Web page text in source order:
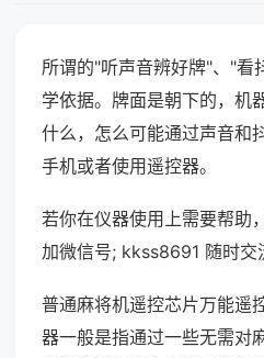
所谓的"听声音辨好牌"、"看
学依据。牌面是朝下的，机
什么，怎么可能通过声音和
手机或者使用遥控器。
若你在仪器使用上需要帮助
加微信号; kkss8691 随时交
普通麻将机遥控芯片万能遥
器一般是指通过一些无需对